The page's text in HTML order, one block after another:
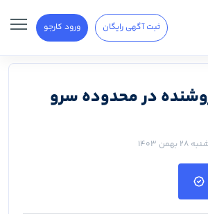
ثبت آگهی رایگان ورود کارجو
در محدوده سرو
بهمن ۱۴۰۳